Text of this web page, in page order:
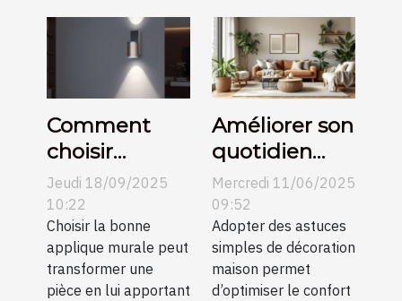
Comment
choisir
l’applique
murale
parfaite pour
votre espace
?
Jeudi 18/09/2025
10:22
Choisir la bonne
applique murale peut
transformer une
pièce en lui apportant
Améliorer son
quotidien
avec des
astuces
simples de
décoration
maison
Mercredi 11/06/2025
09:52
Adopter des astuces
simples de décoration
maison permet
d’optimiser le confort